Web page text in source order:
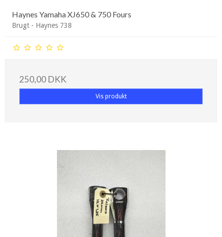
Haynes Yamaha XJ650 & 750 Fours
Brugt - Haynes 738
250,00 DKK
Vis produkt